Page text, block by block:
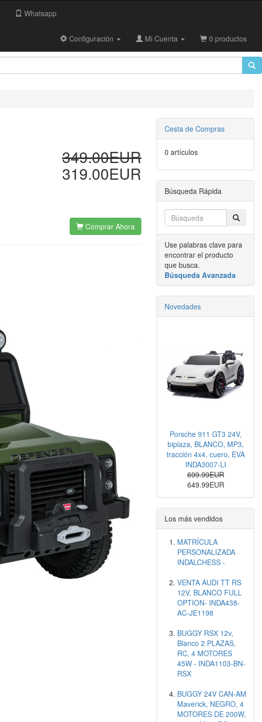
Whatsapp
Configuración Mi Cuenta 0 productos
349.00EUR
319.00EUR
Comprar Ahora
Cesta de Compras
0 artículos
Búsqueda Rápida
Use palabras clave para
encontrar el producto
que busca.
Búsqueda Avanzada
Novedades
Porsche 911 GT3 24V,
biplaza, BLANCO, MP3,
tracción 4x4, cuero, EVA
INDA3007-LI
699.99EUR
649.99EUR
Los más vendidos
MATRÍCULA
PERSONALIZADA
INDALCHESS -
VENTA AUDI TT RS
12V, BLANCO FULL
OPTION- INDA438-
AC-JE1198
BUGGY RSX 12v,
Blanco 2 PLAZAS,
RC, 4 MOTORES
45W - INDA1103-BN-
RSX
BUGGY 24V CAN-AM
Maverick, NEGRO, 4
MOTORES DE 200W,